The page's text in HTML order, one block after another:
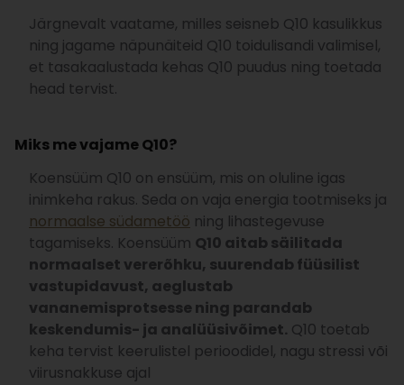
Järgnevalt vaatame, milles seisneb Q10 kasulikkus
ning jagame näpunäiteid Q10 toidulisandi valimisel,
et tasakaalustada kehas Q10 puudus ning toetada
head tervist.
Miks me vajame Q10?
Koensüüm Q10 on ensüüm, mis on oluline igas
inimkeha rakus. Seda on vaja energia tootmiseks ja
normaalse südametöö ning lihastegevuse
tagamiseks. Koensüüm Q10 aitab säilitada
normaalset vererõhku, suurendab füüsilist
vastupidavust, aeglustab
vananemisprotsesse ning parandab
keskendumis- ja analüüsivõimet. Q10 toetab
keha tervist keerulistel perioodidel, nagu stressi või
viirusnakkuse ajal